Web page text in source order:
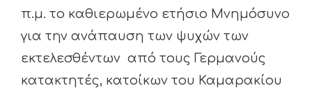
π.μ. το καθιερωμένο ετήσιο Μνημόσυνο
για την ανάπαυση των ψυχών των
εκτελεσθέντων από τους Γερμανούς
κατακτητές, κατοίκων του Καμαρακίου